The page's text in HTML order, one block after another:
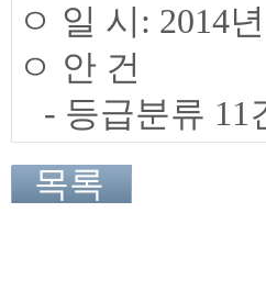
ㅇ 일 시: 2014
ㅇ 안 건
- 등급분류 11
목록